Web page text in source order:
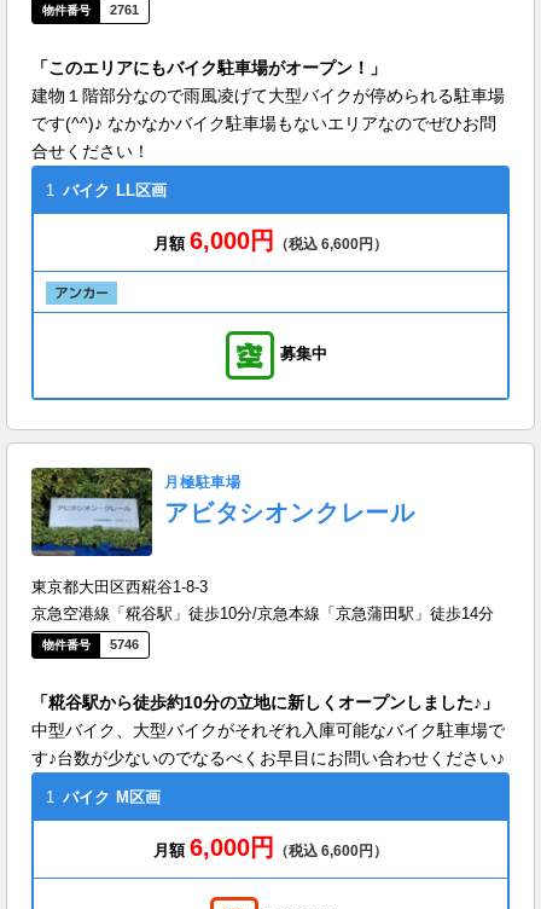
2761
「このエリアにもバイク駐車場がオープン！」
建物１階部分なので雨風凌げて大型バイクが停められる駐車場
です(^^)♪ なかなかバイク駐車場もないエリアなのでぜひお問
合せください！
1 バイク LL区画
月額 6,000円 （税込 6,600円）
募集中
月極駐車場
アビタシオンクレール
東京都大田区西糀谷1-8-3
京急空港線「糀谷駅」徒歩10分/京急本線「京急蒲田駅」徒歩14分
5746
「糀谷駅から徒歩約10分の立地に新しくオープンしました♪」
中型バイク、大型バイクがそれぞれ入庫可能なバイク駐車場で
す♪台数が少ないのでなるべくお早目にお問い合わせください♪
1 バイク M区画
月額 6,000円 （税込 6,600円）